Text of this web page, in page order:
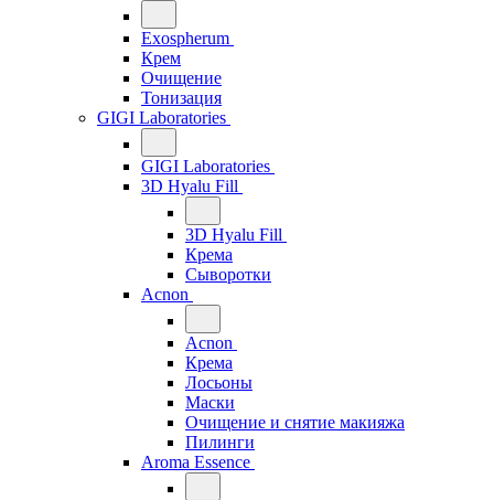
Exospherum
Крем
Очищение
Тонизация
GIGI Laboratories
GIGI Laboratories
3D Hyalu Fill
3D Hyalu Fill
Крема
Сыворотки
Acnon
Acnon
Крема
Лосьоны
Маски
Очищение и снятие макияжа
Пилинги
Aroma Essence